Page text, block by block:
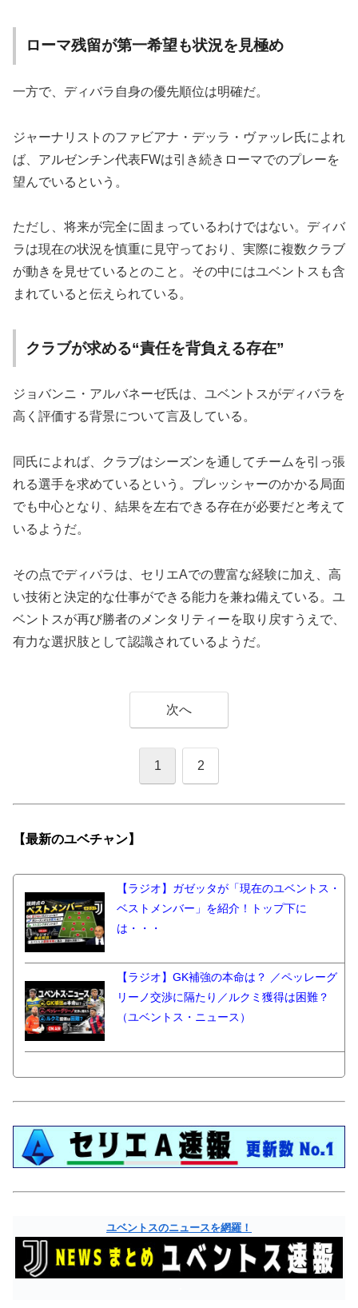
ローマ残留が第一希望も状況を見極め
一方で、ディバラ自身の優先順位は明確だ。
ジャーナリストのファビアナ・デッラ・ヴァッレ氏によれ
ば、アルゼンチン代表FWは引き続きローマでのプレーを
望んでいるという。
ただし、将来が完全に固まっているわけではない。ディバ
ラは現在の状況を慎重に見守っており、実際に複数クラブ
が動きを見せているとのこと。その中にはユベントスも含
まれていると伝えられている。
クラブが求める“責任を背負える存在”
ジョバンニ・アルバネーゼ氏は、ユベントスがディバラを
高く評価する背景について言及している。
同氏によれば、クラブはシーズンを通してチームを引っ張
れる選手を求めているという。プレッシャーのかかる局面
でも中心となり、結果を左右できる存在が必要だと考えて
いるようだ。
その点でディバラは、セリエAでの豊富な経験に加え、高
い技術と決定的な仕事ができる能力を兼ね備えている。ユ
ベントスが再び勝者のメンタリティーを取り戻すうえで、
有力な選択肢として認識されているようだ。
次へ
1 2
【最新のユベチャン】
【ラジオ】ガゼッタが「現在のユベントス・
ベストメンバー」を紹介！トップ下に
は・・・
【ラジオ】GK補強の本命は？ ／ペッレーグ
リーノ交渉に隔たり／ルクミ獲得は困難？
（ユベントス・ニュース）
ユベントスのニュースを網羅！